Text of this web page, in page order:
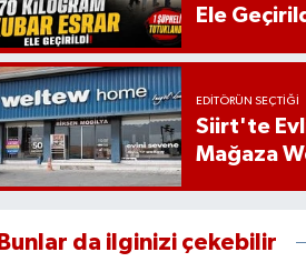
Ele
EDITÖRÜN SEÇTIĞI
Siirt'te
Mağaza
Bunlar da ilginizi çekebilir